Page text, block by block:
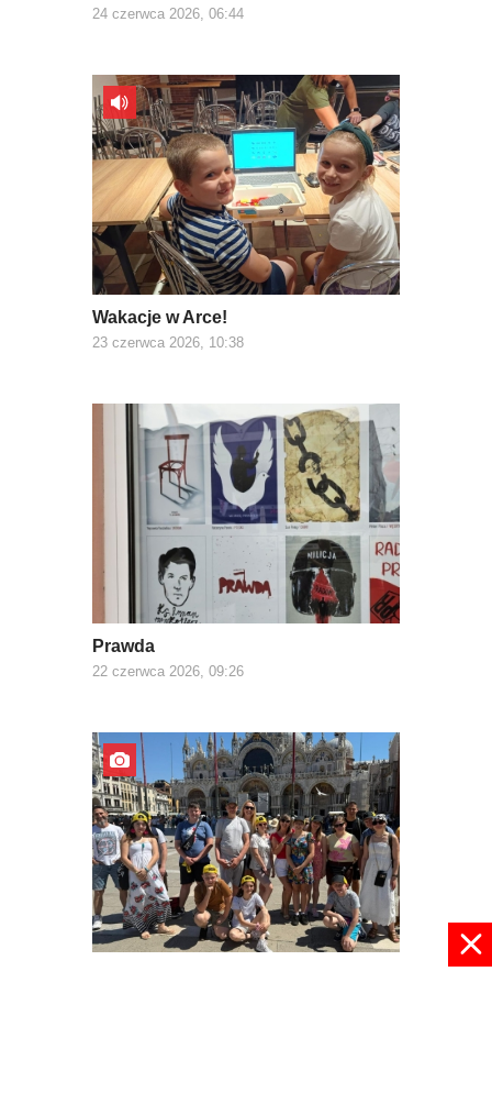
24 czerwca 2026, 06:44
Wakacje w Arce!
23 czerwca 2026, 10:38
Prawda
22 czerwca 2026, 09:26